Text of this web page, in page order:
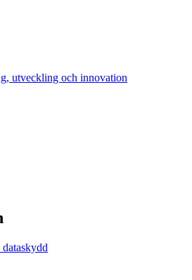
utveckling och innovation